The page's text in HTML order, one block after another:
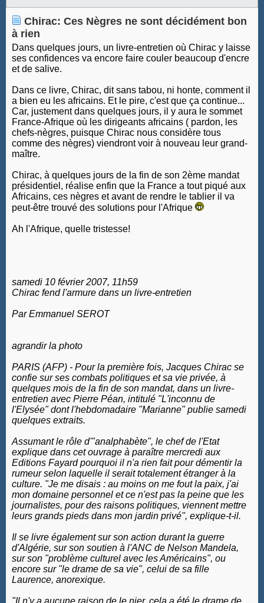
Chirac: Ces Nègres ne sont décidément bon
à rien
Dans quelques jours, un livre-entretien où Chirac y laisse
ses confidences va encore faire couler beaucoup d'encre
et de salive.
Dans ce livre, Chirac, dit sans tabou, ni honte, comment il
a bien eu les africains. Et le pire, c'est que ça continue...
Car, justement dans quelques jours, il y aura le sommet
France-Afrique où les dirigeants africains ( pardon, les
chefs-nègres, puisque Chirac nous considère tous
comme des nègres) viendront voir à nouveau leur grand-
maître.
Chirac, à quelques jours de la fin de son 2ème mandat
présidentiel, réalise enfin que la France a tout piqué aux
Africains, ces nègres et avant de rendre le tablier il va
peut-être trouvé des solutions pour l'Afrique
Ah l'Afrique, quelle tristesse!
samedi 10 février 2007, 11h59
Chirac fend l'armure dans un livre-entretien
Par Emmanuel SEROT
agrandir la photo
PARIS (AFP) - Pour la première fois, Jacques Chirac se
confie sur ses combats politiques et sa vie privée, à
quelques mois de la fin de son mandat, dans un livre-
entretien avec Pierre Péan, intitulé "L'inconnu de
l'Elysée" dont l'hebdomadaire "Marianne" publie samedi
quelques extraits.
Assumant le rôle d'"analphabète", le chef de l'Etat
explique dans cet ouvrage à paraître mercredi aux
Editions Fayard pourquoi il n'a rien fait pour démentir la
rumeur selon laquelle il serait totalement étranger à la
culture. "Je me disais : au moins on me fout la paix, j'ai
mon domaine personnel et ce n'est pas la peine que les
journalistes, pour des raisons politiques, viennent mettre
leurs grands pieds dans mon jardin privé", explique-t-il.
Il se livre également sur son action durant la guerre
d'Algérie, sur son soutien à l'ANC de Nelson Mandela,
sur son "problème culturel avec les Américains", ou
encore sur "le drame de sa vie", celui de sa fille
Laurence, anorexique.
"Il n'y a aucune raison de le nier, cela a été le drame de